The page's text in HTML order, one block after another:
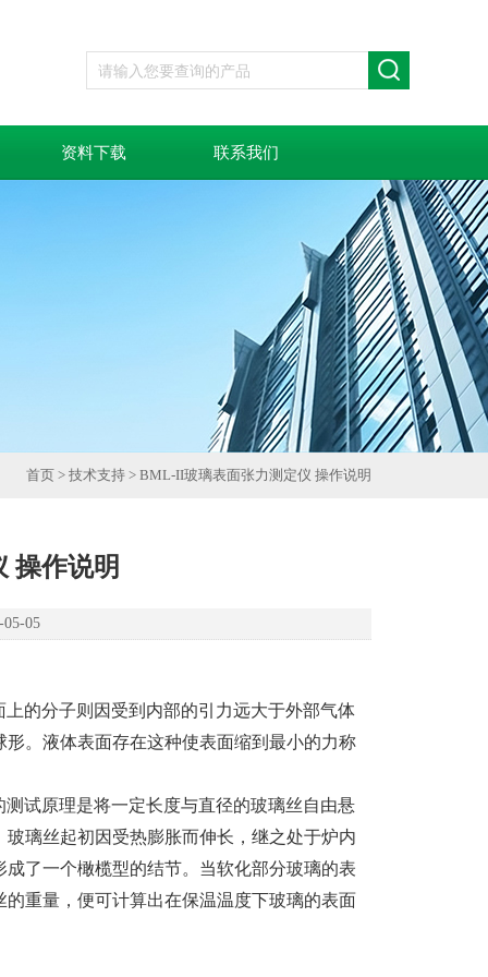
资料下载 联系我们
首页 > 技术支持 > BML-II玻璃表面张力测定仪 操作说明
操作说明
05
的分子则因受到内部的引力远大于外部气体
。液体表面存在这种使表面缩到最小的力称
试原理是将一定长度与直径的玻璃丝自由悬
璃丝起初因受热膨胀而伸长，继之处于炉内
了一个橄榄型的结节。当软化部分玻璃的表
重量，便可计算出在保温温度下玻璃的表面